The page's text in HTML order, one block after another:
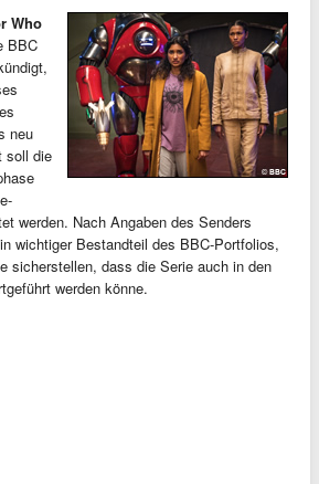
Who
BBC
neu
soll die
werden. Nach Angaben des Senders
wichtiger Bestandteil des BBC-Portfolios,
sicherstellen, dass die Serie auch in den
werden könne.